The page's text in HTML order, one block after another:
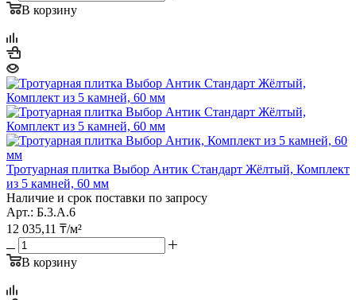
В корзину
Тротуарная плитка Выбор Антик Стандарт Жёлтый, Комплект
из 5 камней, 60 мм
Наличие и срок поставки по запросу
Арт.: Б.3.А.6
12 035,11 ₸/м²
В корзину